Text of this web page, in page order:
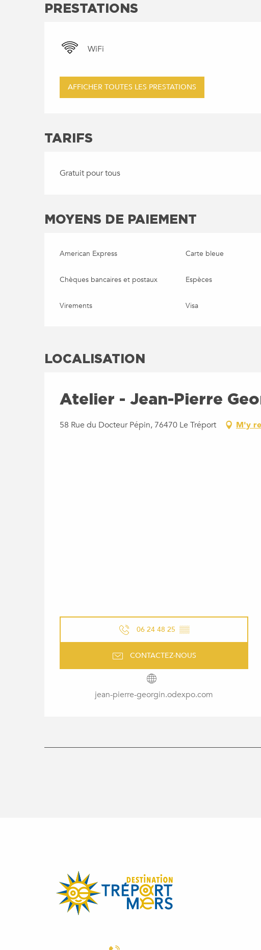
PRESTATIONS
WiFi
AFFICHER TOUTES LES PRESTATIONS
TARIFS
Gratuit pour tous
MOYENS DE PAIEMENT
American Express Carte bleue
Chèques bancaires et postaux Espèces
Virements Visa
LOCALISATION
Atelier - Jean-Pierre
58 Rue du Docteur Pépin, 76470 Le Tréport M'y
06 24 48 25 ▒▒
CONTACTEZ-NOUS
jean-pierre-georgin.odexpo.com